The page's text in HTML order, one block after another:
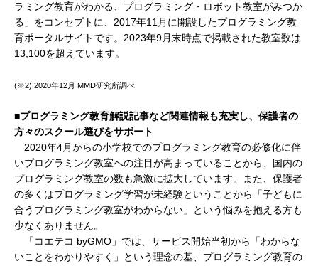
ラミング教育がわかる、プログラミング・ロボット教室がみつか
る」をコンセプトに、2017年11月に開設したプログラミング教
育ポータルサイトです。2023年9月末時点で掲載された教室数は
13,100を超えています。
(※2) 2020年12月 MMD研究所調べ
■プログラミング教育解説記事など関連情報も充実し、保護者の
方々のスクール選びをサポート
2020年4月からの小学校でのプログラミング教育の必修化に伴
いプログラミング教室への注目が高まっていることから、国内の
プログラミング教室の数も急激に拡大しています。また、保護者
の多くはプログラミング学習が未経験ということから「子どもに
合うプログラミング教室がわからない」という悩みを抱える方も
少なくありません。
「コエテコ byGMO」では、サービス開始当初から「わからな
いことをわかりやすく」という理念の基、プログラミング教育の